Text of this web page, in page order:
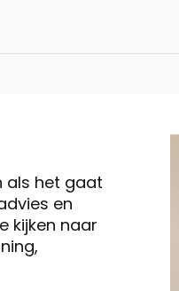
als het gaat
en
kijken naar